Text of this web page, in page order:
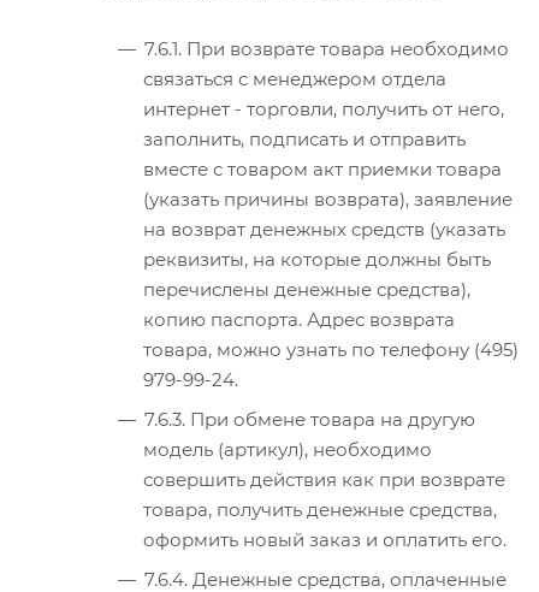
7.6.1. При возврате товара необходимо
связаться с менеджером отдела
интернет - торговли, получить от него,
заполнить, подписать и отправить
вместе с товаром акт приемки товара
(указать причины возврата), заявление
на возврат денежных средств (указать
реквизиты, на которые должны быть
перечислены денежные средства),
копию паспорта. Адрес возврата
товара, можно узнать по телефону (495)
979-99-24.
7.6.3. При обмене товара на другую
модель (артикул), необходимо
совершить действия как при возврате
товара, получить денежные средства,
оформить новый заказ и оплатить его.
7.6.4. Денежные средства, оплаченные